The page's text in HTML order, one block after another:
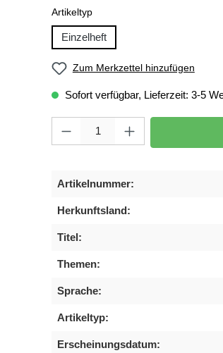
Artikeltypauswählen
Einzelheft
Zum Merkzettel hinzufügen
Sofort verfügbar, Lieferzeit: 3-5
Produkt Anzahl: Gib den
Artikelnummer:
Herkunftsland:
Titel:
Themen:
Sprache:
Artikeltyp:
Erscheinungsdatum: